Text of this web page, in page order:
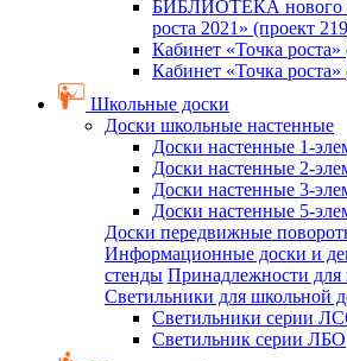
БИБЛИОТЕКА нового
роста 2021» (проект
Кабинет «Точка роста»
Кабинет «Точка роста»
Школьные доски
Доски школьные настенные
Доски настенные 1-
Доски настенные 2-
Доски настенные 3-
Доски настенные 5-
Доски передвижные
Информационные доски и
стенды Принадлежности
Светильники для школьной
Светильники серии
Светильник серии ЛБО